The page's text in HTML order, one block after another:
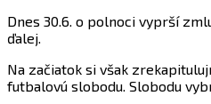
Dnes 30.6. o polnoci vyprší
ďalej.
Na začiatok si však
futbalovú slobodu. Slobodu